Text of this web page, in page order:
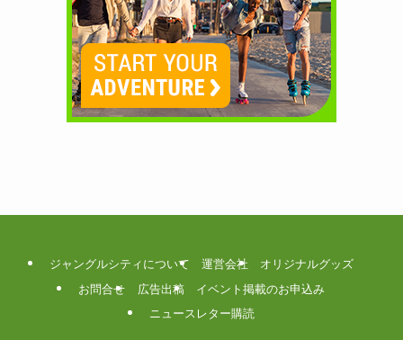
ジャングルシティについて 運営会社
オリジナルグッズ
お問合せ
広告出稿
イベント掲載のお申込み
ニュースレター購読